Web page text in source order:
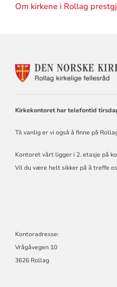
Om kirkene i Rollag
Kirkekontoret har telefontid
Til vanlig er vi også å finne på
Kontoret vårt ligger i 2. etasje på
Vil du være helt sikker på å treffe
Kontoradresse:
Vrågåvegen 10
3626 Rollag